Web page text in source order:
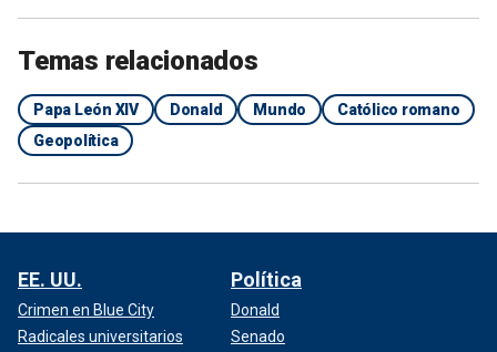
Temas relacionados
Papa León XIV Donald Mundo
Católico romano
Geopolítica
EE. UU.
Crimen en Blue City
Radicales universitarios
Política
Donald
Senado